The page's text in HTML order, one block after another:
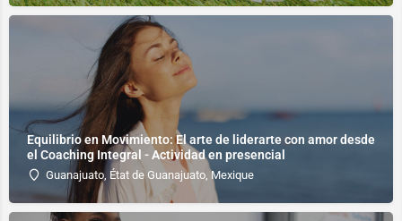
Equilibrio en Movimiento: El arte de liderarte con amor desde
el Coaching Integral - Actividad en presencial
Guanajuato, État de Guanajuato, Mexique